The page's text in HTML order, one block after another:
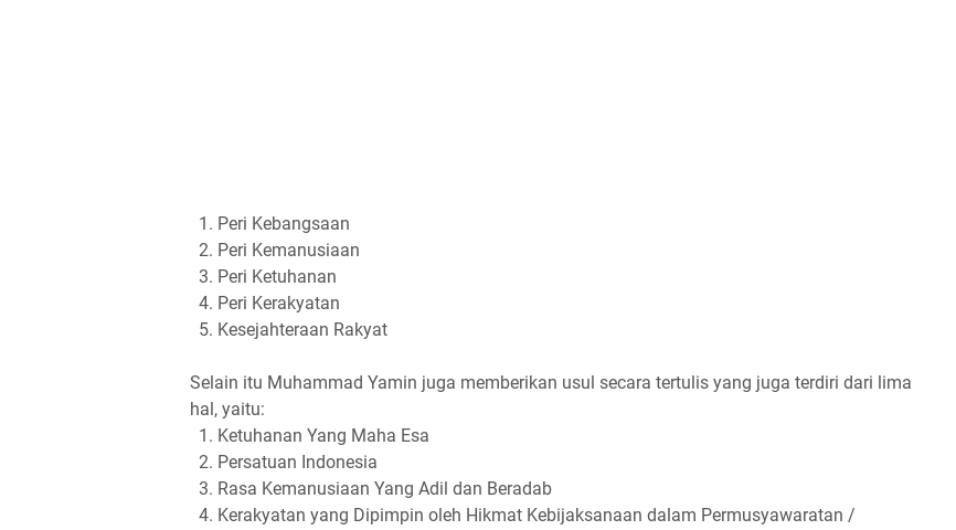
1. Peri Kebangsaan
2. Peri Kemanusiaan
3. Peri Ketuhanan
4. Peri Kerakyatan
5. Kesejahteraan Rakyat
Selain itu Muhammad Yamin juga memberikan usul secara tertulis yang juga terdiri dari lima
hal, yaitu:
1. Ketuhanan Yang Maha Esa
2. Persatuan Indonesia
3. Rasa Kemanusiaan Yang Adil dan Beradab
4. Kerakyatan yang Dipimpin oleh Hikmat Kebijaksanaan dalam Permusyawaratan /